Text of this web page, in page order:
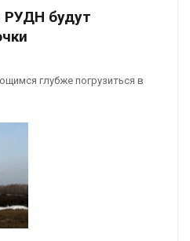
РУДН будут
глубже погрузиться в